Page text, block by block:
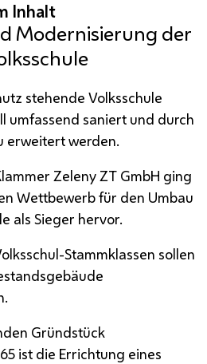
Modernisierung der
stehende Volksschule
umfassend saniert und durch
erweitert werden.
Zeleny ZT GmbH ging
Wettbewerb für den Umbau
als Sieger hervor.
Stammklassen sollen
Gründstück
ist die Errichtung eines